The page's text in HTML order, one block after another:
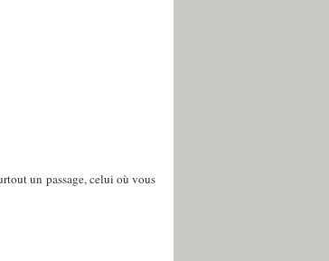
un passage, celui où vous